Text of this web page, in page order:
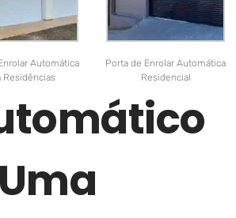
Automática
Residências
Porta de Enrolar Automática
Residencial